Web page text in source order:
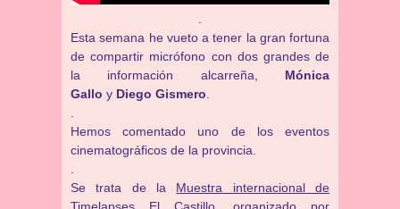
Esta semana he vueto a tener la gran fortuna
de compartir micrófono con dos grandes de
la información alcarreña, Mónica
Gallo y Diego Gismero
Hemos comentado uno de los eventos
cinematográficos de la provincia.
Se trata de la Muestra internacional de